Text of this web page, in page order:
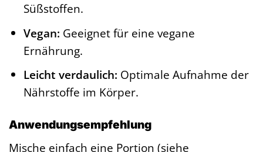
Süßstoffen.
Vegan: Geeignet für eine vegane
Ernährung.
Leicht verdaulich: Optimale Aufnahme der
Nährstoffe im Körper.
Anwendungsempfehlung
Mische einfach eine Portion (siehe